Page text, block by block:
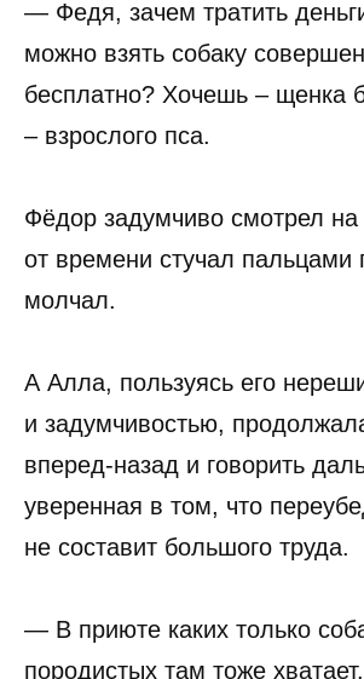
— Федя, зачем тратить
можно взять собаку
бесплатно? Хочешь – щенка
– взрослого пса.
Фёдор задумчиво смотрел
от времени стучал пальцами
молчал.
А Алла, пользуясь его
и задумчивостью,
вперед-назад и говорить
уверенная в том, что
не составит большого труда.
— В приюте каких только
породистых там тоже